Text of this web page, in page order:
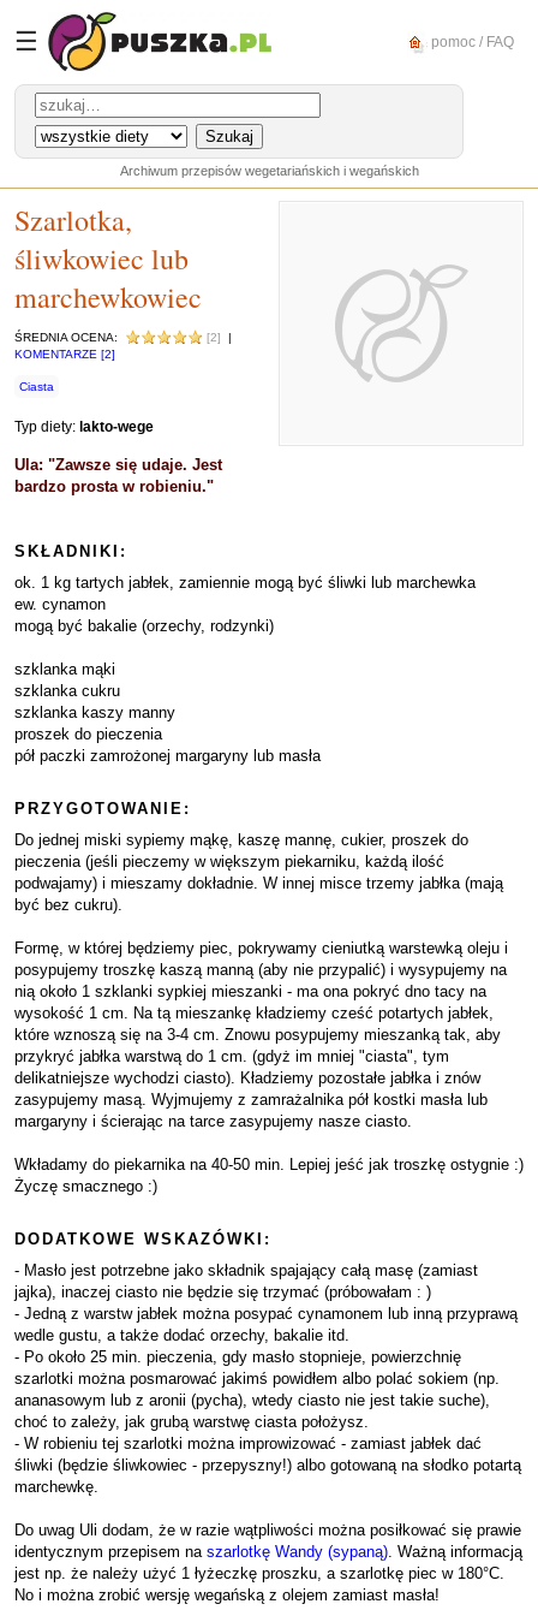
☰ pomoc / FAQ
Archiwum przepisów wegetariańskich i wegańskich
Szarlotka,
śliwkowiec lub
marchewkowiec
ŚREDNIA OCENA: [2]
|
KOMENTARZE [2]
Ciasta
Typ diety: lakto-wege
Ula: "Zawsze się udaje. Jest
bardzo prosta w robieniu."
SKŁADNIKI:
ok. 1 kg tartych jabłek, zamiennie mogą być śliwki lub marchewka
ew. cynamon
mogą być bakalie (orzechy, rodzynki)
szklanka mąki
szklanka cukru
szklanka kaszy manny
proszek do pieczenia
pół paczki zamrożonej margaryny lub masła
PRZYGOTOWANIE:
Do jednej miski sypiemy mąkę, kaszę mannę, cukier, proszek do
pieczenia (jeśli pieczemy w większym piekarniku, każdą ilość
podwajamy) i mieszamy dokładnie. W innej misce trzemy jabłka (mają
być bez cukru).
Formę, w której będziemy piec, pokrywamy cieniutką warstewką oleju i
posypujemy troszkę kaszą manną (aby nie przypalić) i wysypujemy na
nią około 1 szklanki sypkiej mieszanki - ma ona pokryć dno tacy na
wysokość 1 cm. Na tą mieszankę kładziemy cześć potartych jabłek,
które wznoszą się na 3-4 cm. Znowu posypujemy mieszanką tak, aby
przykryć jabłka warstwą do 1 cm. (gdyż im mniej "ciasta", tym
delikatniejsze wychodzi ciasto). Kładziemy pozostałe jabłka i znów
zasypujemy masą. Wyjmujemy z zamrażalnika pół kostki masła lub
margaryny i ścierając na tarce zasypujemy nasze ciasto.
Wkładamy do piekarnika na 40-50 min. Lepiej jeść jak troszkę ostygnie :)
Życzę smacznego :)
DODATKOWE WSKAZÓWKI:
- Masło jest potrzebne jako składnik spajający całą masę (zamiast
jajka), inaczej ciasto nie będzie się trzymać (próbowałam : )
- Jedną z warstw jabłek można posypać cynamonem lub inną przyprawą
wedle gustu, a także dodać orzechy, bakalie itd.
- Po około 25 min. pieczenia, gdy masło stopnieje, powierzchnię
szarlotki można posmarować jakimś powidłem albo polać sokiem (np.
ananasowym lub z aronii (pycha), wtedy ciasto nie jest takie suche),
choć to zależy, jak grubą warstwę ciasta położysz.
- W robieniu tej szarlotki można improwizować - zamiast jabłek dać
śliwki (będzie śliwkowiec - przepyszny!) albo gotowaną na słodko potartą
marchewkę.
Do uwag Uli dodam, że w razie wątpliwości można posiłkować się prawie
identycznym przepisem na szarlotkę Wandy (sypaną). Ważną informacją
jest np. że należy użyć 1 łyżeczkę proszku, a szarlotkę piec w 180°C.
No i można zrobić wersję wegańską z olejem zamiast masła!